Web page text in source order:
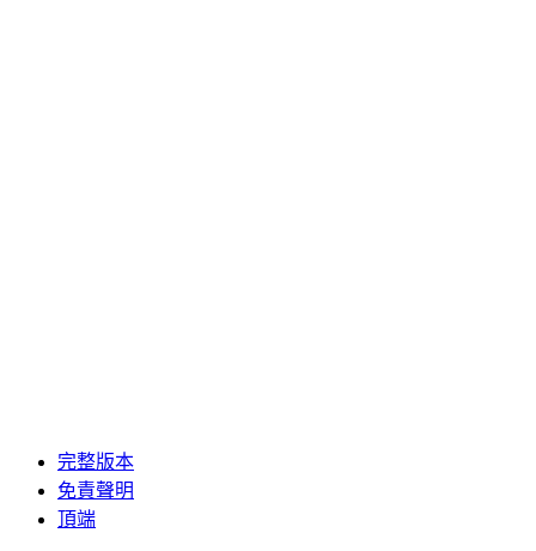
完整版本
免責聲明
頂端